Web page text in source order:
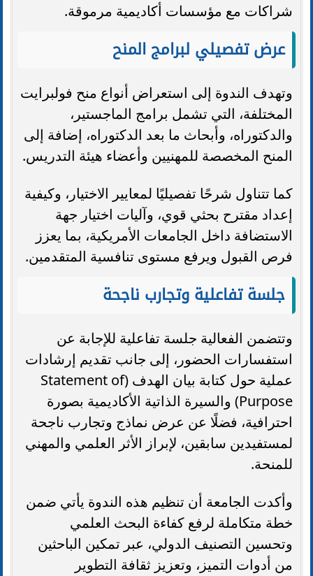
شراكات مع مؤسسات أكاديمية مرموقة.
عرض تفصيلي لبرامج المنح
وتهدف الندوة إلى استعراض أنواع منح فولبرايت
المختلفة، التي تشمل برامج الماجستير،
والدكتوراه، وأبحاث ما بعد الدكتوراه، إضافة إلى
المنح المخصصة للمهنيين وأعضاء هيئة التدريس.
كما تتناول شرحًا تفصيليًا لمعايير الاختيار، وكيفية
إعداد مقترح بحثي قوي، وآليات اختيار جهة
الاستضافة داخل الجامعات الأمريكية، بما يعزز
فرص القبول ويرفع مستوى تنافسية المتقدمين.
جلسة تفاعلية وتجارب ناجحة
وتتضمن الفعالية جلسة تفاعلية للإجابة عن
استفسارات الحضور، إلى جانب تقديم إرشادات
عملية حول كتابة بيان الهدف (Statement of
Purpose) والسيرة الذاتية الأكاديمية بصورة
احترافية، فضلًا عن عرض نماذج وتجارب ناجحة
لمستفيدين سابقين، لإبراز الأثر العلمي والمهني
للمنحة.
وأكدت الجامعة أن تنظيم هذه الندوة يأتي ضمن
خطة متكاملة لرفع كفاءة البحث العلمي
وتحسين التصنيف الدولي، عبر تمكين الباحثين
من أدوات التميز، وتعزيز ثقافة التطوير